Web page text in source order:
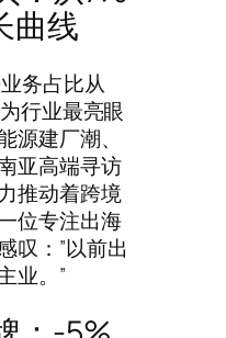
曲线
务占比从
行业最亮眼
源建厂潮、
亚高端寻访
推动着跨境
位专注出海
叹：”以前出
业。”